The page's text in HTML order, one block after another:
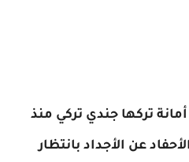
تركها جندي تركي منذ
الأحفاد عن الأجداد بانتظار